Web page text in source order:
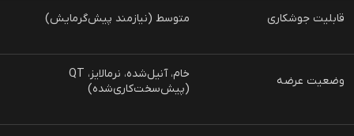
قابلیت جوشکاری متوسط (نیازمند پیش‌گرمایش)
وضعیت عرضه
خام، آنیل‌شده، نرمالایز، QT
(پیش‌سخت‌کاری‌شده)